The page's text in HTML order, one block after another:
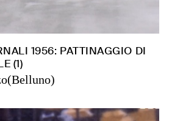
1956: PATTINAGGIO DI
(1)